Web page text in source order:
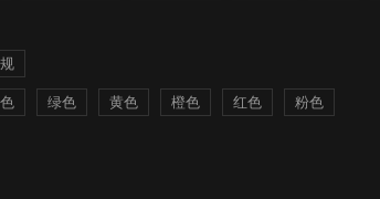
绿色 黄色 橙色 红色 粉色